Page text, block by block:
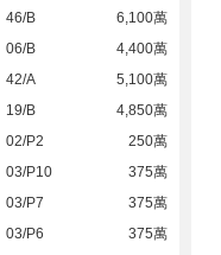
46/B
6,100萬
06/B
4,400萬
42/A
5,100萬
19/B
4,850萬
02/P2
250萬
03/P10
375萬
03/P7
375萬
03/P6
375萬